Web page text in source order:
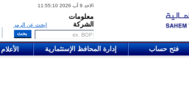
الاحد 9 آب 2026 11:55:10
معلومات
الشركة
ابحث عن الرمز
فتح حساب إدارة المحافظ الإستثمارية الأعلام